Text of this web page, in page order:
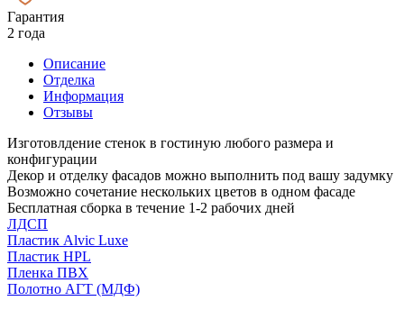
Гарантия
2 года
Описание
Отделка
Информация
Отзывы
Изготовлдение стенок в гостиную любого размера и
конфигурации
Декор и отделку фасадов можно выполнить под вашу задумку
Возможно сочетание нескольких цветов в одном фасаде
Бесплатная сборка в течение 1-2 рабочих дней
ЛДСП
Пластик Alvic Luxe
Пластик HPL
Пленка ПВХ
Полотно АГТ (МДФ)